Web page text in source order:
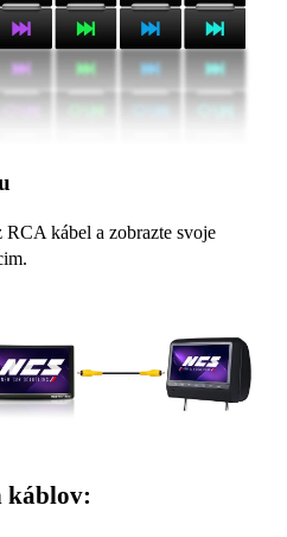
kábel a zobrazte svoje
káblov: